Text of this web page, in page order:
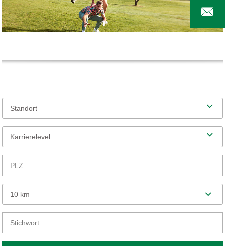
Standort
Karrierelevel
10 km